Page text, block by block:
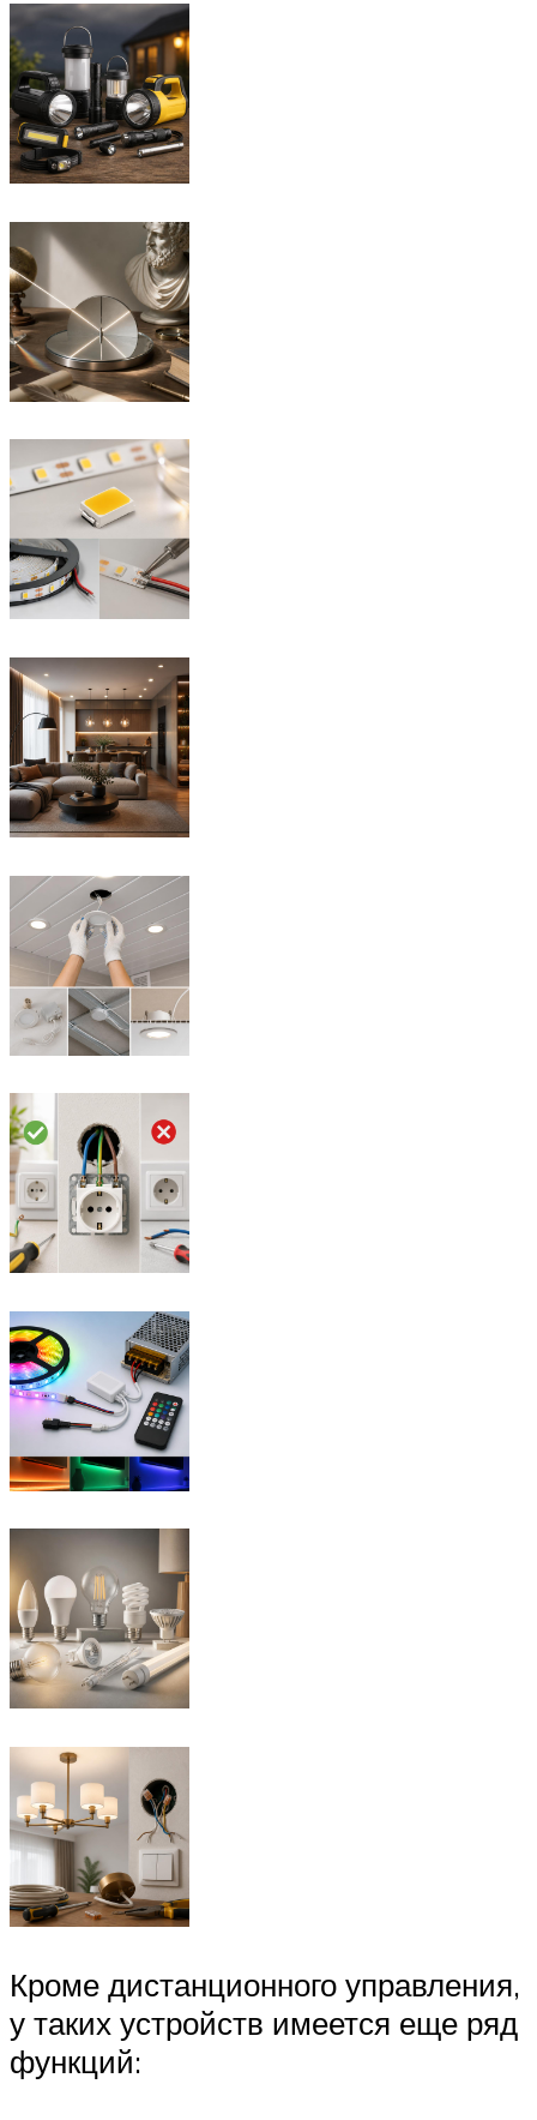
Кроме дистанционного управления,
у таких устройств имеется еще ряд
функций: